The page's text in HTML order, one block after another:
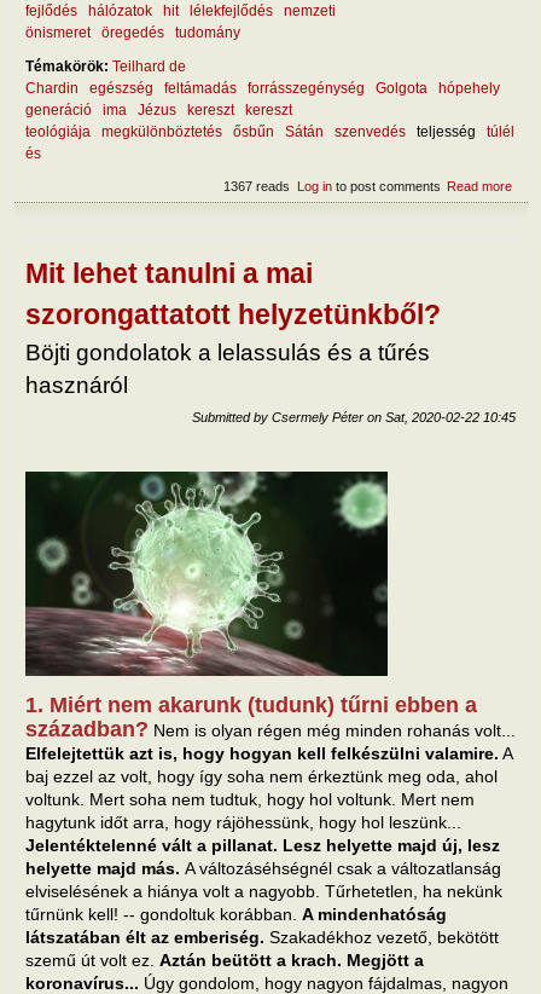
fejlődés
hálózatok hit lélekfejlődés
nemzeti
önismeret
öregedés
tudomány
Témakörök: Teilhard de
Chardin
egészség feltámadás forrásszegénység Golgota
hópehely
generáció
ima Jézus kereszt
kereszt
teológiája
megkülönböztetés ősbűn Sátán szenvedés teljesség
túlél
és
Read more
Log into post comments
1367 reads
Mit lehet tanulni a mai
szorongattatott helyzetünkből?
Böjti gondolatok a lelassulás és a tűrés
hasznáról
Submitted by Csermely Péter on Sat, 2020-02-22 10:45
1. Miért nem akarunk (tudunk) tűrni ebben a
században? Nem is olyan régen még minden rohanás volt...
Elfelejtettük azt is, hogy hogyan kell felkészülni valamire. A
baj ezzel az volt, hogy így soha nem érkeztünk meg oda, ahol
voltunk. Mert soha nem tudtuk, hogy hol voltunk. Mert nem
hagytunk időt arra, hogy rájöhessünk, hogy hol leszünk...
Jelentéktelenné vált a pillanat. Lesz helyette majd új, lesz
helyette majd más. A változáséhségnél csak a változatlanság
elviselésének a hiánya volt a nagyobb. Tűrhetetlen, ha nekünk
tűrnünk kell! -- gondoltuk korábban. A mindenhatóság
látszatában élt az emberiség. Szakadékhoz vezető, bekötött
szemű út volt ez. Aztán beütött a krach. Megjött a
koronavírus... Úgy gondolom, hogy nagyon fájdalmas, nagyon